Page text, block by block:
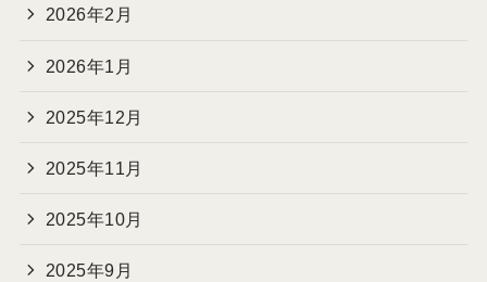
2026年2月
2026年1月
2025年12月
2025年11月
2025年10月
2025年9月